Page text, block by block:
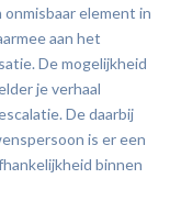
ouderen
element in
aan het
De mogelijkheid
je verhaal
De daarbij
is er een
binnen